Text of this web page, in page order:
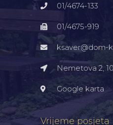
01/4674-133
01/4675-919
ksaver@dom-
Nemetova 2,
Google karta
Vrijeme posjeta